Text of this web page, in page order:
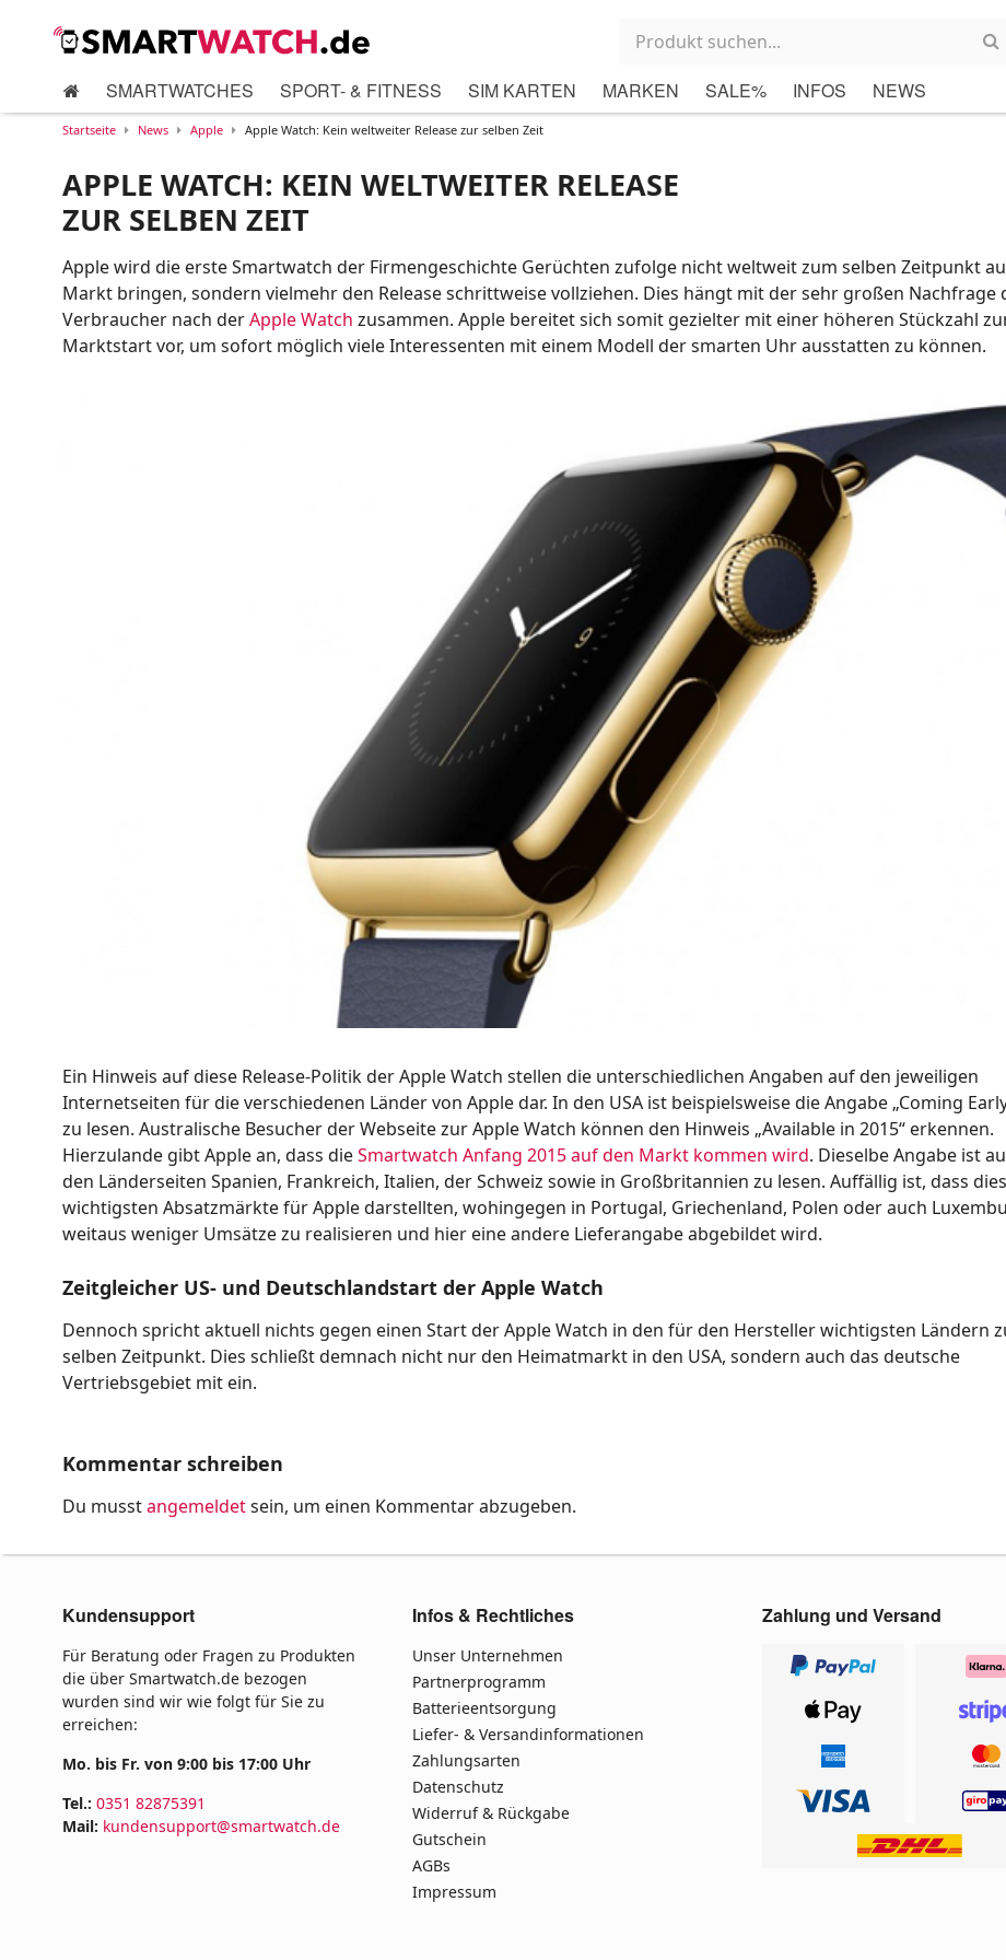
SMARTWATCHES SPORT- & FITNESS SIM KARTEN MARKEN SALE% INFOS NEWS
Startseite News Apple Apple Watch: Kein weltweiter Release zur selben Zeit
APPLE WATCH: KEIN WELTWEITER RELEASE
ZUR SELBEN ZEIT
Apple wird die erste Smartwatch der Firmengeschichte Gerüchten zufolge nicht weltweit zum selben Zeitpunkt
Markt bringen, sondern vielmehr den Release schrittweise vollziehen. Dies hängt mit der sehr großen Nachfrage
Verbraucher nach derApple Watch zusammen. Apple bereitet sich somit gezielter mit einer höheren Stückzahl
Marktstart vor, um sofort möglich viele Interessenten mit einem Modell der smarten Uhr ausstatten zu können.
Ein Hinweis auf diese Release-Politik der Apple Watch stellen die unterschiedlichen Angaben auf den jeweiligen
Internetseiten für die verschiedenen Länder von Apple dar. In den USA ist beispielsweise die Angabe „Coming
zu lesen. Australische Besucher der Webseite zur Apple Watch können den Hinweis „Available in 2015“ erkennen.
Hierzulande gibt Apple an, dass dieSmartwatch Anfang 2015 auf den Markt kommen wird. Dieselbe Angabe ist
den Länderseiten Spanien, Frankreich, Italien, der Schweiz sowie in Großbritannien zu lesen. Auffällig ist, dass
wichtigsten Absatzmärkte für Apple darstellten, wohingegen in Portugal, Griechenland, Polen oder auch
weitaus weniger Umsätze zu realisieren und hier eine andere Lieferangabe abgebildet wird.
Zeitgleicher US- und Deutschlandstart der Apple Watch
Dennoch spricht aktuell nichts gegen einen Start der Apple Watch in den für den Hersteller wichtigsten Ländern
selben Zeitpunkt. Dies schließt demnach nicht nur den Heimatmarkt in den USA, sondern auch das deutsche
Vertriebsgebiet mit ein.
Kommentar schreiben
Du musstangemeldetsein, um einen Kommentar abzugeben.
Kundensupport
Für Beratung oder Fragen zu Produkten
die über Smartwatch.de bezogen
wurden sind wir wie folgt für Sie zu
erreichen:
Mo. bis Fr. von 9:00 bis 17:00 Uhr
Tel.: 0351 82875391
Mail: kundensupport@smartwatch.de
Infos & Rechtliches
Unser Unternehmen
Partnerprogramm
Batterieentsorgung
Liefer- & Versandinformationen
Zahlungsarten
Datenschutz
Widerruf & Rückgabe
Gutschein
AGBs
Impressum
Zahlung und Versand